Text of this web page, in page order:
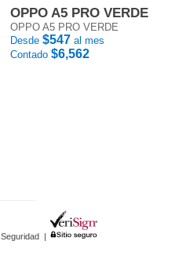
OPPO A5 PRO VERDE
OPPO A5 PRO VERDE
Desde $547 al mes
Contado $6,562
Seguridad |